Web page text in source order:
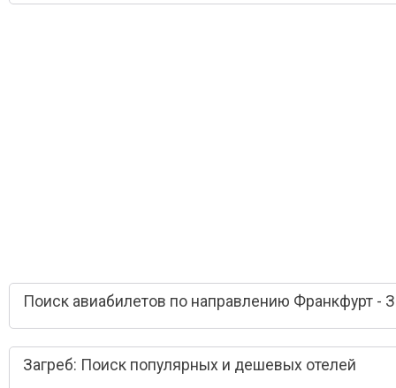
Поиск авиабилетов по направлению Франкфурт -
Загреб: Поиск популярных и дешевых отелей